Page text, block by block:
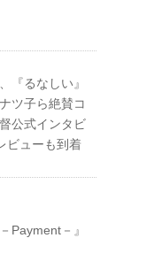
『るなしい』
ツ子ら絶賛コ
公式インタビ
ビューも到着
Payment－』